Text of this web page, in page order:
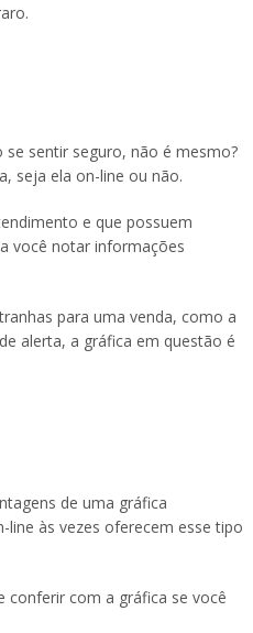
sentir seguro, não é mesmo?
seja ela on-line ou não.
e que possuem
você notar informações
para uma venda, como a
alerta, a gráfica em questão é
de uma gráfica
às vezes oferecem esse tipo
conferir com a gráfica se você